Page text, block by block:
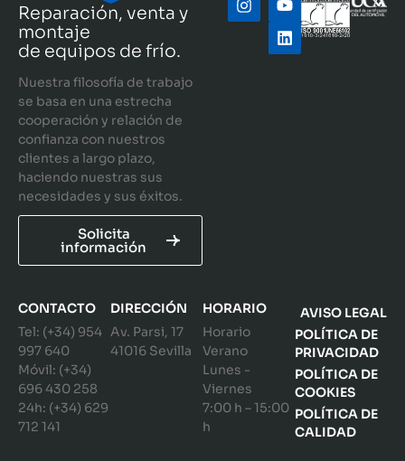
Reparación, venta y
montaje
de equipos de frío.
Nuestra filosofía de trabajo
se basa en una estrecha
cooperación y relación de
confianza con nuestros
clientes a largo plazo,
haciendo nuestras sus
necesidades y sus éxitos.
Solicita
información
CONTACTO
Tel: (+34) 954
997 640
Móvil: (+34)
696 430 258
24h: (+34) 629
712 141
DIRECCIÓN
Av. Parsi, 17
41016 Sevilla
HORARIO
Horario
Verano
Lunes -
Viernes
7:00 h – 15:00
h
AVISO LEGAL
POLÍTICA DE
PRIVACIDAD
POLÍTICA DE
COOKIES
POLÍTICA DE
CALIDAD